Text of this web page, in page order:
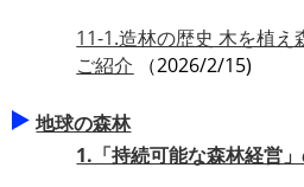
11-1.造林の歴史 木を植
ご紹介 （2026/2/15)
地球の森林
1.「持続可能な森林経営